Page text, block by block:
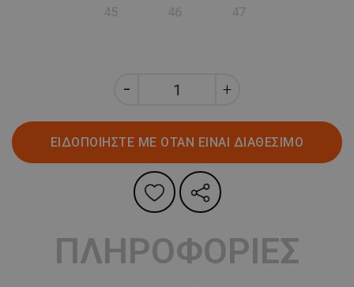
ΕΙΔΟΠΟΙΗΣΤΕ ΜΕ ΟΤΑΝ ΕΙΝΑΙ ΔΙΑΘΕΣΙΜΟ
ΠΛΗΡΟΦΟΡΙΕΣ